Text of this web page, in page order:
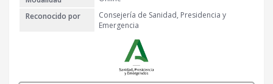
Reconocido por
Consejería de Sanidad, Presidencia y
Emergencia